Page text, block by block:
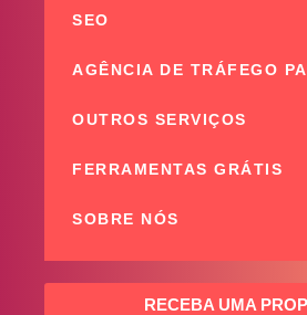
SEO
AGÊNCIA DE TRÁFEGO
OUTROS SERVIÇOS
FERRAMENTAS GRÁTIS
SOBRE NÓS
RECEBA UMA